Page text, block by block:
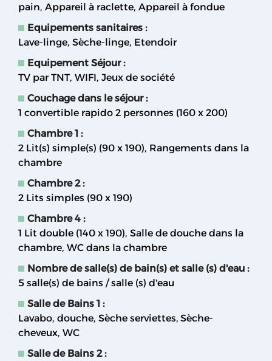
pain Appareil à raclette Appareil à fondue
Equipements sanitaires :
Lave-linge Sèche-linge Etendoir
Equipement Séjour:
TV par TNT WIFI Jeux de société
Couchage dans le séjour:
1 convertible rapido 2 personnes (160 x 200)
Chambre 1 :
2 Lit(s) simple(s) (90 x 190) Rangements dans la
chambre
Chambre 2:
2 Lits simples (90 x 190)
Chambre 4 :
1 Lit double (140 x 190) Salle de douche dans la
chambre WC dans la chambre
Nombre de salle(s) de bain(s) et salle (s) d'eau :
5 salle(s) de bains / salle (s) d'eau
Salle de Bains 1 :
Lavabo douche Sèche serviettes Sèche-
cheveux WC
Salle de Bains 2: